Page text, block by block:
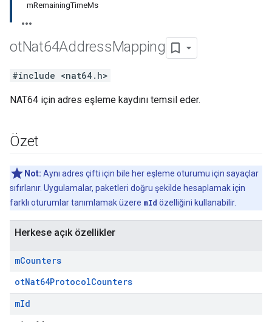
mRemainingTimeMs
otNat64AddressMapping
#include <nat64.h>
NAT64 için adres eşleme kaydını temsil eder.
Özet
Not: Aynı adres çifti için bile her eşleme oturumu için sayaçlar
sıfırlanır. Uygulamalar, paketleri doğru şekilde hesaplamak için
farklı oturumlar tanımlamak üzere mId özelliğini kullanabilir.
Herkese açık özellikler
mCounters
otNat64ProtocolCounters
mId